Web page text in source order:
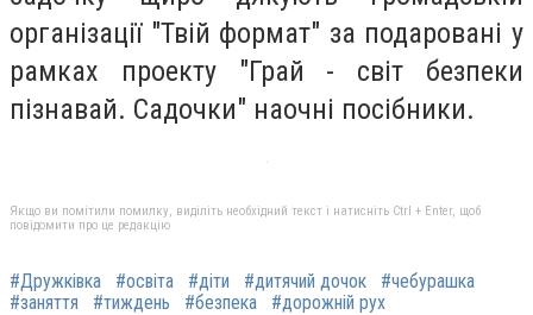
організації "Твій формат" за подаровані у
рамках проекту "Грай - світ безпеки
пізнавай. Садочки" наочні посібники.
Якщо ви помітили помилку, виділіть необхідний текст і натисніть Ctrl + Enter, щоб
повідомити про це редакцію
#Дружківка #освіта #діти #дитячий дочок
#чебурашка
#заняття
#тиждень #безпека #дорожній рух